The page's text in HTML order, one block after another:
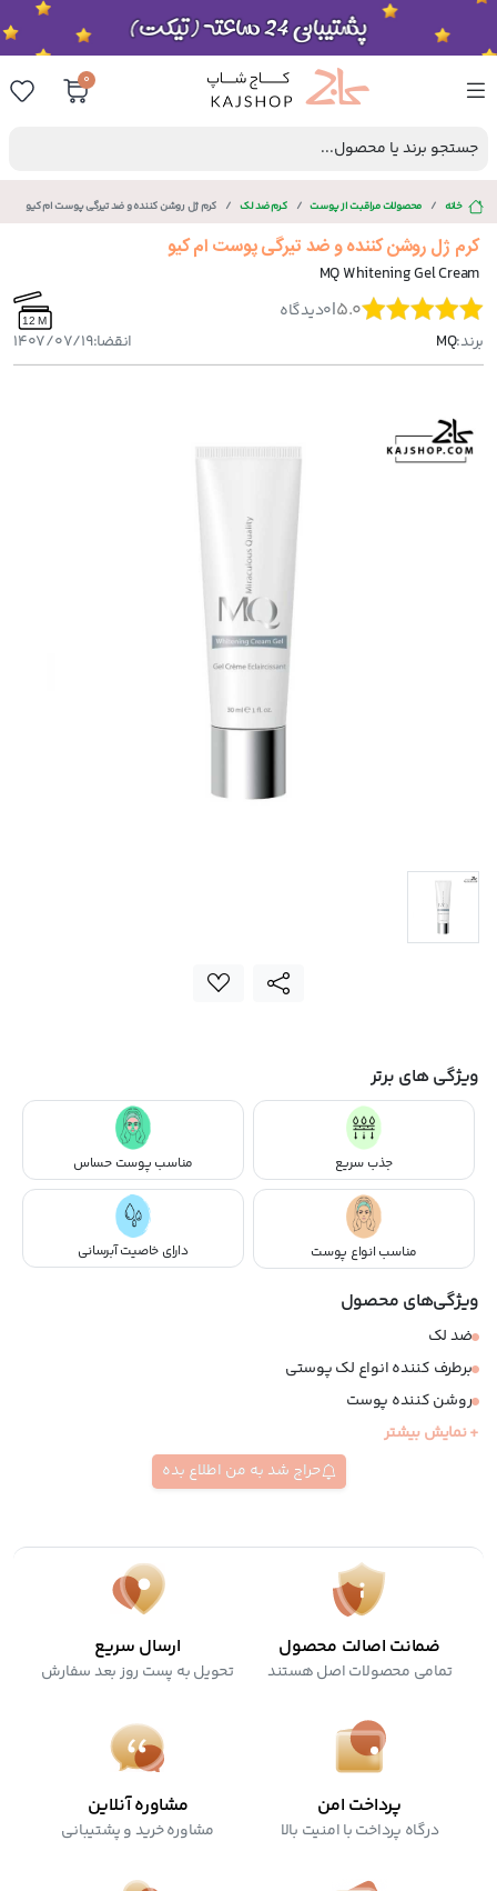
0
جستجو برند یا محصول...
خانه محصولات مراقبت از پوست کرم ضد لک کرم ژل روشن کننده و ضد تیرگی پوست ام کیو
کرم ژل روشن کننده و ضد تیرگی پوست ام کیو
MQ Whitening Gel Cream
5.0
|
0دیدگاه 12 M
برند:MQ انقضا:1407/07/19
ویژگی های برتر
جذب سریع مناسب پوست حساس
مناسب انواع پوست دارای خاصیت آبرسانی
ویژگی‌های محصول
ضد لک
برطرف کننده انواع لک پوستی
روشن کننده پوست
مرطوب کننده و نرم کننده
+ نمایش بیشتر
حراج شد به من اطلاع بده
ضمانت اصالت محصول
تمامی محصولات اصل هستند
ارسال سریع
تحویل به پست روز بعد سفارش
پرداخت امن
درگاه پرداخت با امنیت بالا
مشاوره آنلاین
مشاوره خرید و پشتیبانی